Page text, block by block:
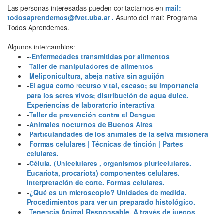
Las personas interesadas pueden contactarnos en mail:
todosaprendemos@fvet.uba.ar . Asunto del mail: Programa
Todos Aprendemos.
Algunos intercambios:
--Enfermedades transmitidas por alimentos
-Taller de manipuladores de alimentos
-Meliponicultura, abeja nativa sin aguijón
-El agua como recurso vital, escaso; su importancia
para los seres vivos; distribución de agua dulce.
Experiencias de laboratorio interactiva
-Taller de prevención contra el Dengue
-Animales nocturnos de Buenos Aires
-Particularidades de los animales de la selva misionera
-Formas celulares | Técnicas de tinción | Partes
celulares.
-Célula. (Unicelulares , organismos pluricelulares.
Eucariota, procariota) componentes celulares.
Interpretación de corte. Formas celulares.
-¿Qué es un microscopio? Unidades de medida.
Procedimientos para ver un preparado histológico.
-Tenencia Animal Responsable. A través de juegos